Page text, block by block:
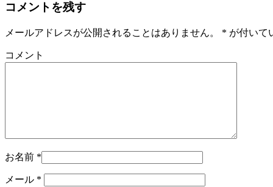
コメントを残す
メールアドレスが公開されることはありません。 * が付いて
コメント
お名前 *
メール *